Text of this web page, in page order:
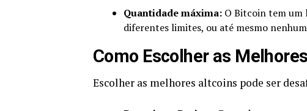
Quantidade máxima: O Bitcoin tem um
diferentes limites, ou até mesmo
Como Escolher as
Escolher as melhores altcoins pode ser